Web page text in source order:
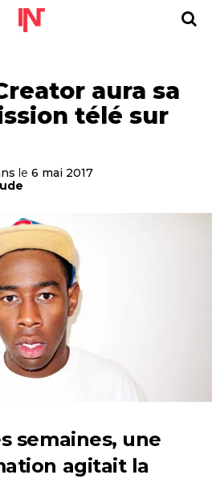
aura sa
télé sur
le 6 mai 2017
semaines, une
agitait la